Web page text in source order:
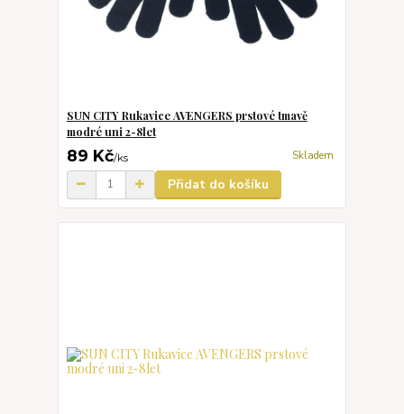
SUN CITY Rukavice AVENGERS prstové tmavě
modré uni 2-8let
89 Kč/ks Skladem
Přidat do košíku